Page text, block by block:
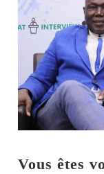
Vous êtes